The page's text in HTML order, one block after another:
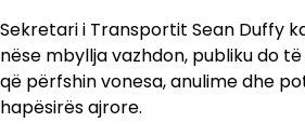
Sekretari i Transportit Sean Duffy
nëse mbyllja vazhdon, publiku do të
që përfshin vonesa, anulime dhe
hapësirës ajrore.